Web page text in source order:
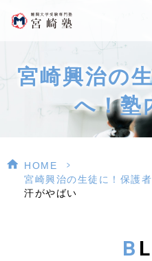
宮崎興治の
へ！塾
HOME
>
宮崎興治の生徒に！保護
汗がやばい